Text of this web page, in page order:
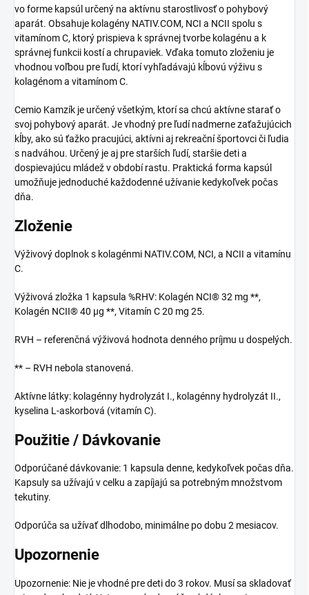
vo forme kapsúl určený na aktívnu starostlivosť o pohybový
aparát. Obsahuje kolagény NATIV.COM, NCI a NCII spolu s
vitamínom C, ktorý prispieva k správnej tvorbe kolagénu a k
správnej funkcii kostí a chrupaviek. Vďaka tomuto zloženiu je
vhodnou voľbou pre ľudí, ktorí vyhľadávajú kĺbovú výživu s
kolagénom a vitamínom C.
Cemio Kamzík je určený všetkým, ktorí sa chcú aktívne starať o
svoj pohybový aparát. Je vhodný pre ľudí nadmerne zaťažujúcich
kĺby, ako sú ťažko pracujúci, aktívni aj rekreační športovci či ľudia
s nadváhou. Určený je aj pre starších ľudí, staršie deti a
dospievajúcu mládež v období rastu. Praktická forma kapsúl
umožňuje jednoduché každodenné užívanie kedykoľvek počas
dňa.
Zloženie
Výživový doplnok s kolagénmi NATIV.COM, NCI, a NCII a vitamínu
C.
Výživová zložka 1 kapsula %RHV: Kolagén NCI® 32 mg **,
Kolagén NCII® 40 µg **, Vitamín C 20 mg 25.
RVH – referenčná výživová hodnota denného príjmu u dospelých.
** – RVH nebola stanovená.
Aktívne látky: kolagénny hydrolyzát I., kolagénny hydrolyzát II.,
kyselina L-askorbová (vitamín C).
Použitie / Dávkovanie
Odporúčané dávkovanie: 1 kapsula denne, kedykoľvek počas dňa.
Kapsuly sa užívajú v celku a zapíjajú sa potrebným množstvom
tekutiny.
Odporúča sa užívať dlhodobo, minimálne po dobu 2 mesiacov.
Upozornenie
Upozornenie: Nie je vhodné pre deti do 3 rokov. Musí sa skladovať